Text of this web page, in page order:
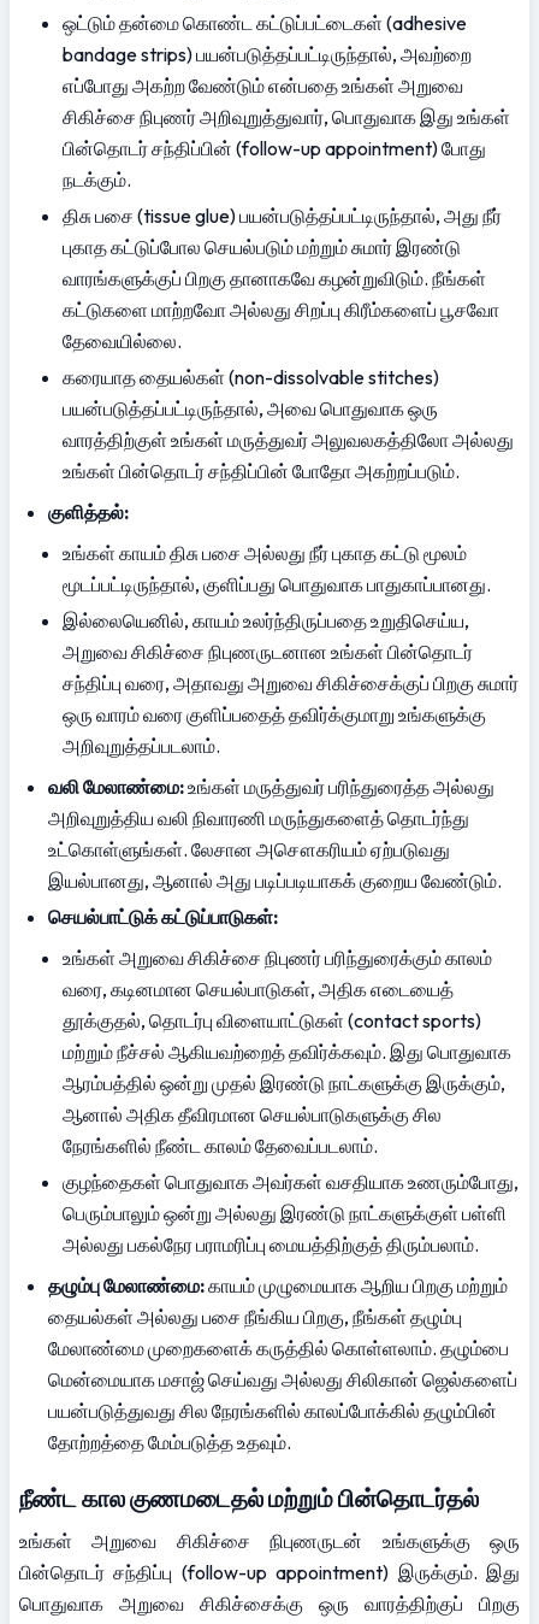
ஒட்டும் தன்மை கொண்ட கட்டுப்பட்டைகள் (adhesive
bandage strips) பயன்படுத்தப்பட்டிருந்தால், அவற்றை
எப்போது அகற்ற வேண்டும் என்பதை உங்கள் அறுவை
சிகிச்சை நிபுணர் அறிவுறுத்துவார், பொதுவாக இது உங்கள்
பின்தொடர் சந்திப்பின் (follow-up appointment) போது
நடக்கும்.
திசு பசை (tissue glue) பயன்படுத்தப்பட்டிருந்தால், அது நீர்
புகாத கட்டுப்போல செயல்படும் மற்றும் சுமார் இரண்டு
வாரங்களுக்குப் பிறகு தானாகவே கழன்றுவிடும். நீங்கள்
கட்டுகளை மாற்றவோ அல்லது சிறப்பு கிரீம்களைப் பூசவோ
தேவையில்லை.
கரையாத தையல்கள் (non-dissolvable stitches)
பயன்படுத்தப்பட்டிருந்தால், அவை பொதுவாக ஒரு
வாரத்திற்குள் உங்கள் மருத்துவர் அலுவலகத்திலோ அல்லது
உங்கள் பின்தொடர் சந்திப்பின் போதோ அகற்றப்படும்.
குளித்தல்:
உங்கள் காயம் திசு பசை அல்லது நீர் புகாத கட்டு மூலம்
மூடப்பட்டிருந்தால், குளிப்பது பொதுவாக பாதுகாப்பானது.
இல்லையெனில், காயம் உலர்ந்திருப்பதை உறுதிசெய்ய,
அறுவை சிகிச்சை நிபுணருடனான உங்கள் பின்தொடர்
சந்திப்பு வரை, அதாவது அறுவை சிகிச்சைக்குப் பிறகு சுமார்
ஒரு வாரம் வரை குளிப்பதைத் தவிர்க்குமாறு உங்களுக்கு
அறிவுறுத்தப்படலாம்.
வலி மேலாண்மை: உங்கள் மருத்துவர் பரிந்துரைத்த அல்லது
அறிவுறுத்திய வலி நிவாரணி மருந்துகளைத் தொடர்ந்து
உட்கொள்ளுங்கள். லேசான அசௌகரியம் ஏற்படுவது
இயல்பானது, ஆனால் அது படிப்படியாகக் குறைய வேண்டும்.
செயல்பாட்டுக் கட்டுப்பாடுகள்:
உங்கள் அறுவை சிகிச்சை நிபுணர் பரிந்துரைக்கும் காலம்
வரை, கடினமான செயல்பாடுகள், அதிக எடையைத்
தூக்குதல், தொடர்பு விளையாட்டுகள் (contact sports)
மற்றும் நீச்சல் ஆகியவற்றைத் தவிர்க்கவும். இது பொதுவாக
ஆரம்பத்தில் ஒன்று முதல் இரண்டு நாட்களுக்கு இருக்கும்,
ஆனால் அதிக தீவிரமான செயல்பாடுகளுக்கு சில
நேரங்களில் நீண்ட காலம் தேவைப்படலாம்.
குழந்தைகள் பொதுவாக அவர்கள் வசதியாக உணரும்போது,
பெரும்பாலும் ஒன்று அல்லது இரண்டு நாட்களுக்குள் பள்ளி
அல்லது பகல்நேர பராமரிப்பு மையத்திற்குத் திரும்பலாம்.
தழும்பு மேலாண்மை: காயம் முழுமையாக ஆறிய பிறகு மற்றும்
தையல்கள் அல்லது பசை நீங்கிய பிறகு, நீங்கள் தழும்பு
மேலாண்மை முறைகளைக் கருத்தில் கொள்ளலாம். தழும்பை
மென்மையாக மசாஜ் செய்வது அல்லது சிலிகான் ஜெல்களைப்
பயன்படுத்துவது சில நேரங்களில் காலப்போக்கில் தழும்பின்
தோற்றத்தை மேம்படுத்த உதவும்.
நீண்ட கால குணமடைதல் மற்றும் பின்தொடர்தல்
உங்கள் அறுவை சிகிச்சை நிபுணருடன் உங்களுக்கு ஒரு
பின்தொடர் சந்திப்பு (follow-up appointment) இருக்கும். இது
பொதுவாக அறுவை சிகிச்சைக்கு ஒரு வாரத்திற்குப் பிறகு